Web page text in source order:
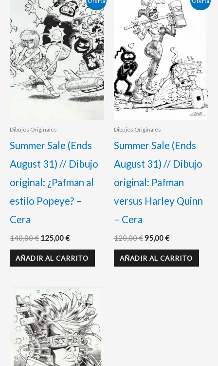
Dibujos Originales
Summer Sale (Ends
August 31) // Dibujo
original: ¿Pafman al
estilo Popeye? –
Cera
140,00€
precio
original
era:
140,00 €.
125,00€
precio
actual
es:
125,00 €.
AÑADIR AL CARRITO
Dibujos Originales
Summer Sale (Ends
August 31) // Dibujo
original: Pafman
versus Harley Quinn
– Cera
120,00€
precio
original
era:
120,00 €.
95,00€
precio
actual
es:
95,00 €.
AÑADIR AL CARRITO